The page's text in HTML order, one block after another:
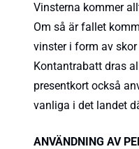
Vinsterna kommer
Om så är fallet
vinster i form av
Kontantrabatt dras
presentkort också
vanliga i det landet
ANVÄNDNING AV